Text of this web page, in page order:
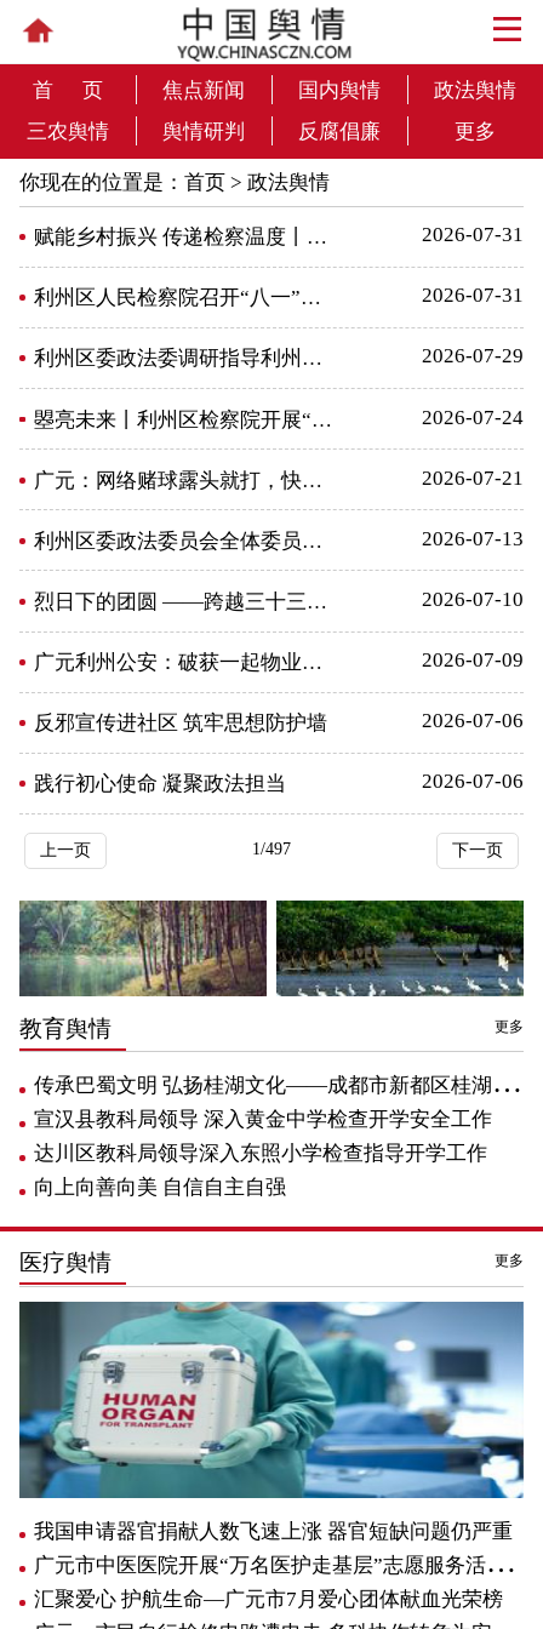
首 页 焦点新闻 国内舆情
政法舆情
三农舆情
舆情研判 反腐倡廉 更多
你现在的位置是： 首页> 政法舆情
赋能乡村振兴 传递检察温度丨利州区人民检... 2026-07-31
利州区人民检察院召开“八一”建军节座谈会 2026-07-31
利州区委政法委调研指导利州检察工作 2026-07-29
曌亮未来丨利州区检察院开展“广纳大爱 元... 2026-07-24
广元：网络赌球露头就打，快查快处守土安民 2026-07-21
利州区委政法委员会全体委员（扩大）会议召... 2026-07-13
烈日下的团圆 ——跨越三十三载 山高不阻... 2026-07-10
广元利州公安：破获一起物业服务领域职务侵... 2026-07-09
反邪宣传进社区 筑牢思想防护墙 2026-07-06
践行初心使命 凝聚政法担当 2026-07-06
上一页 1/497 下一页
教育舆情 更多
传承巴蜀文明 弘扬桂湖文化——成都市新都区桂湖小学开学典礼...
宣汉县教科局领导 深入黄金中学检查开学安全工作
达川区教科局领导深入东照小学检查指导开学工作
向上向善向美 自信自主自强
医疗舆情 更多
我国申请器官捐献人数飞速上涨 器官短缺问题仍严重
广元市中医医院开展“万名医护走基层”志愿服务活动 助力基层医...
汇聚爱心 护航生命—广元市7月爱心团体献血光荣榜